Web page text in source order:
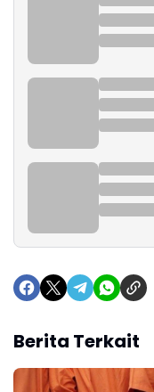
Berita Terkait